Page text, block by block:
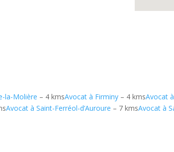
la-Molière – 4 kmsAvocat à Firminy – 4 kmsAvocat
Avocat à Saint-Ferréol-d’Auroure – 7 kmsAvocat à